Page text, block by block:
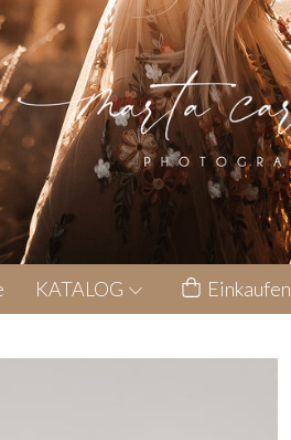
KATALOG Einkaufen